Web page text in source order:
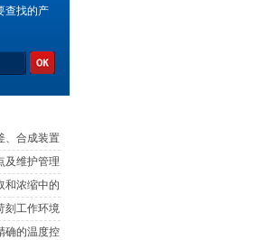
查找的产
、合成装置
及维护管理
和浓缩中的
刻工作环境
确的温度控